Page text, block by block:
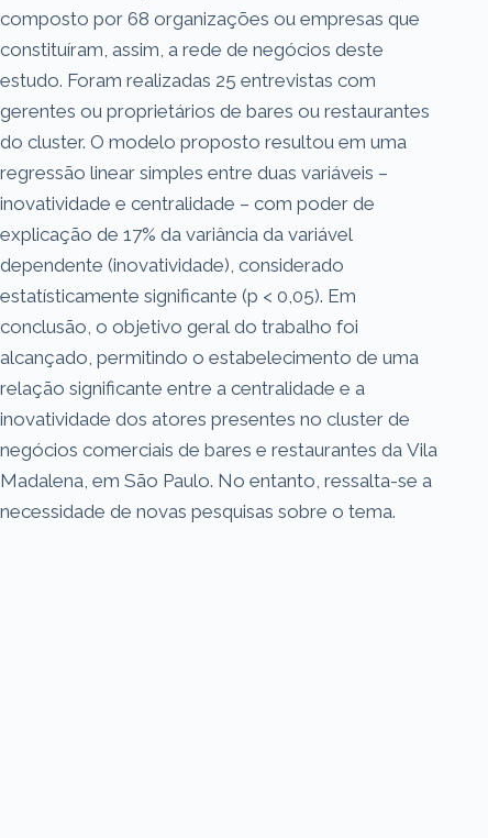
composto por 68 organizações ou empresas que
constituíram, assim, a rede de negócios deste
estudo. Foram realizadas 25 entrevistas com
gerentes ou proprietários de bares ou restaurantes
do cluster. O modelo proposto resultou em uma
regressão linear simples entre duas variáveis –
inovatividade e centralidade – com poder de
explicação de 17% da variância da variável
dependente (inovatividade), considerado
estatísticamente significante (p < 0,05). Em
conclusão, o objetivo geral do trabalho foi
alcançado, permitindo o estabelecimento de uma
relação significante entre a centralidade e a
inovatividade dos atores presentes no cluster de
negócios comerciais de bares e restaurantes da Vila
Madalena, em São Paulo. No entanto, ressalta-se a
necessidade de novas pesquisas sobre o tema.